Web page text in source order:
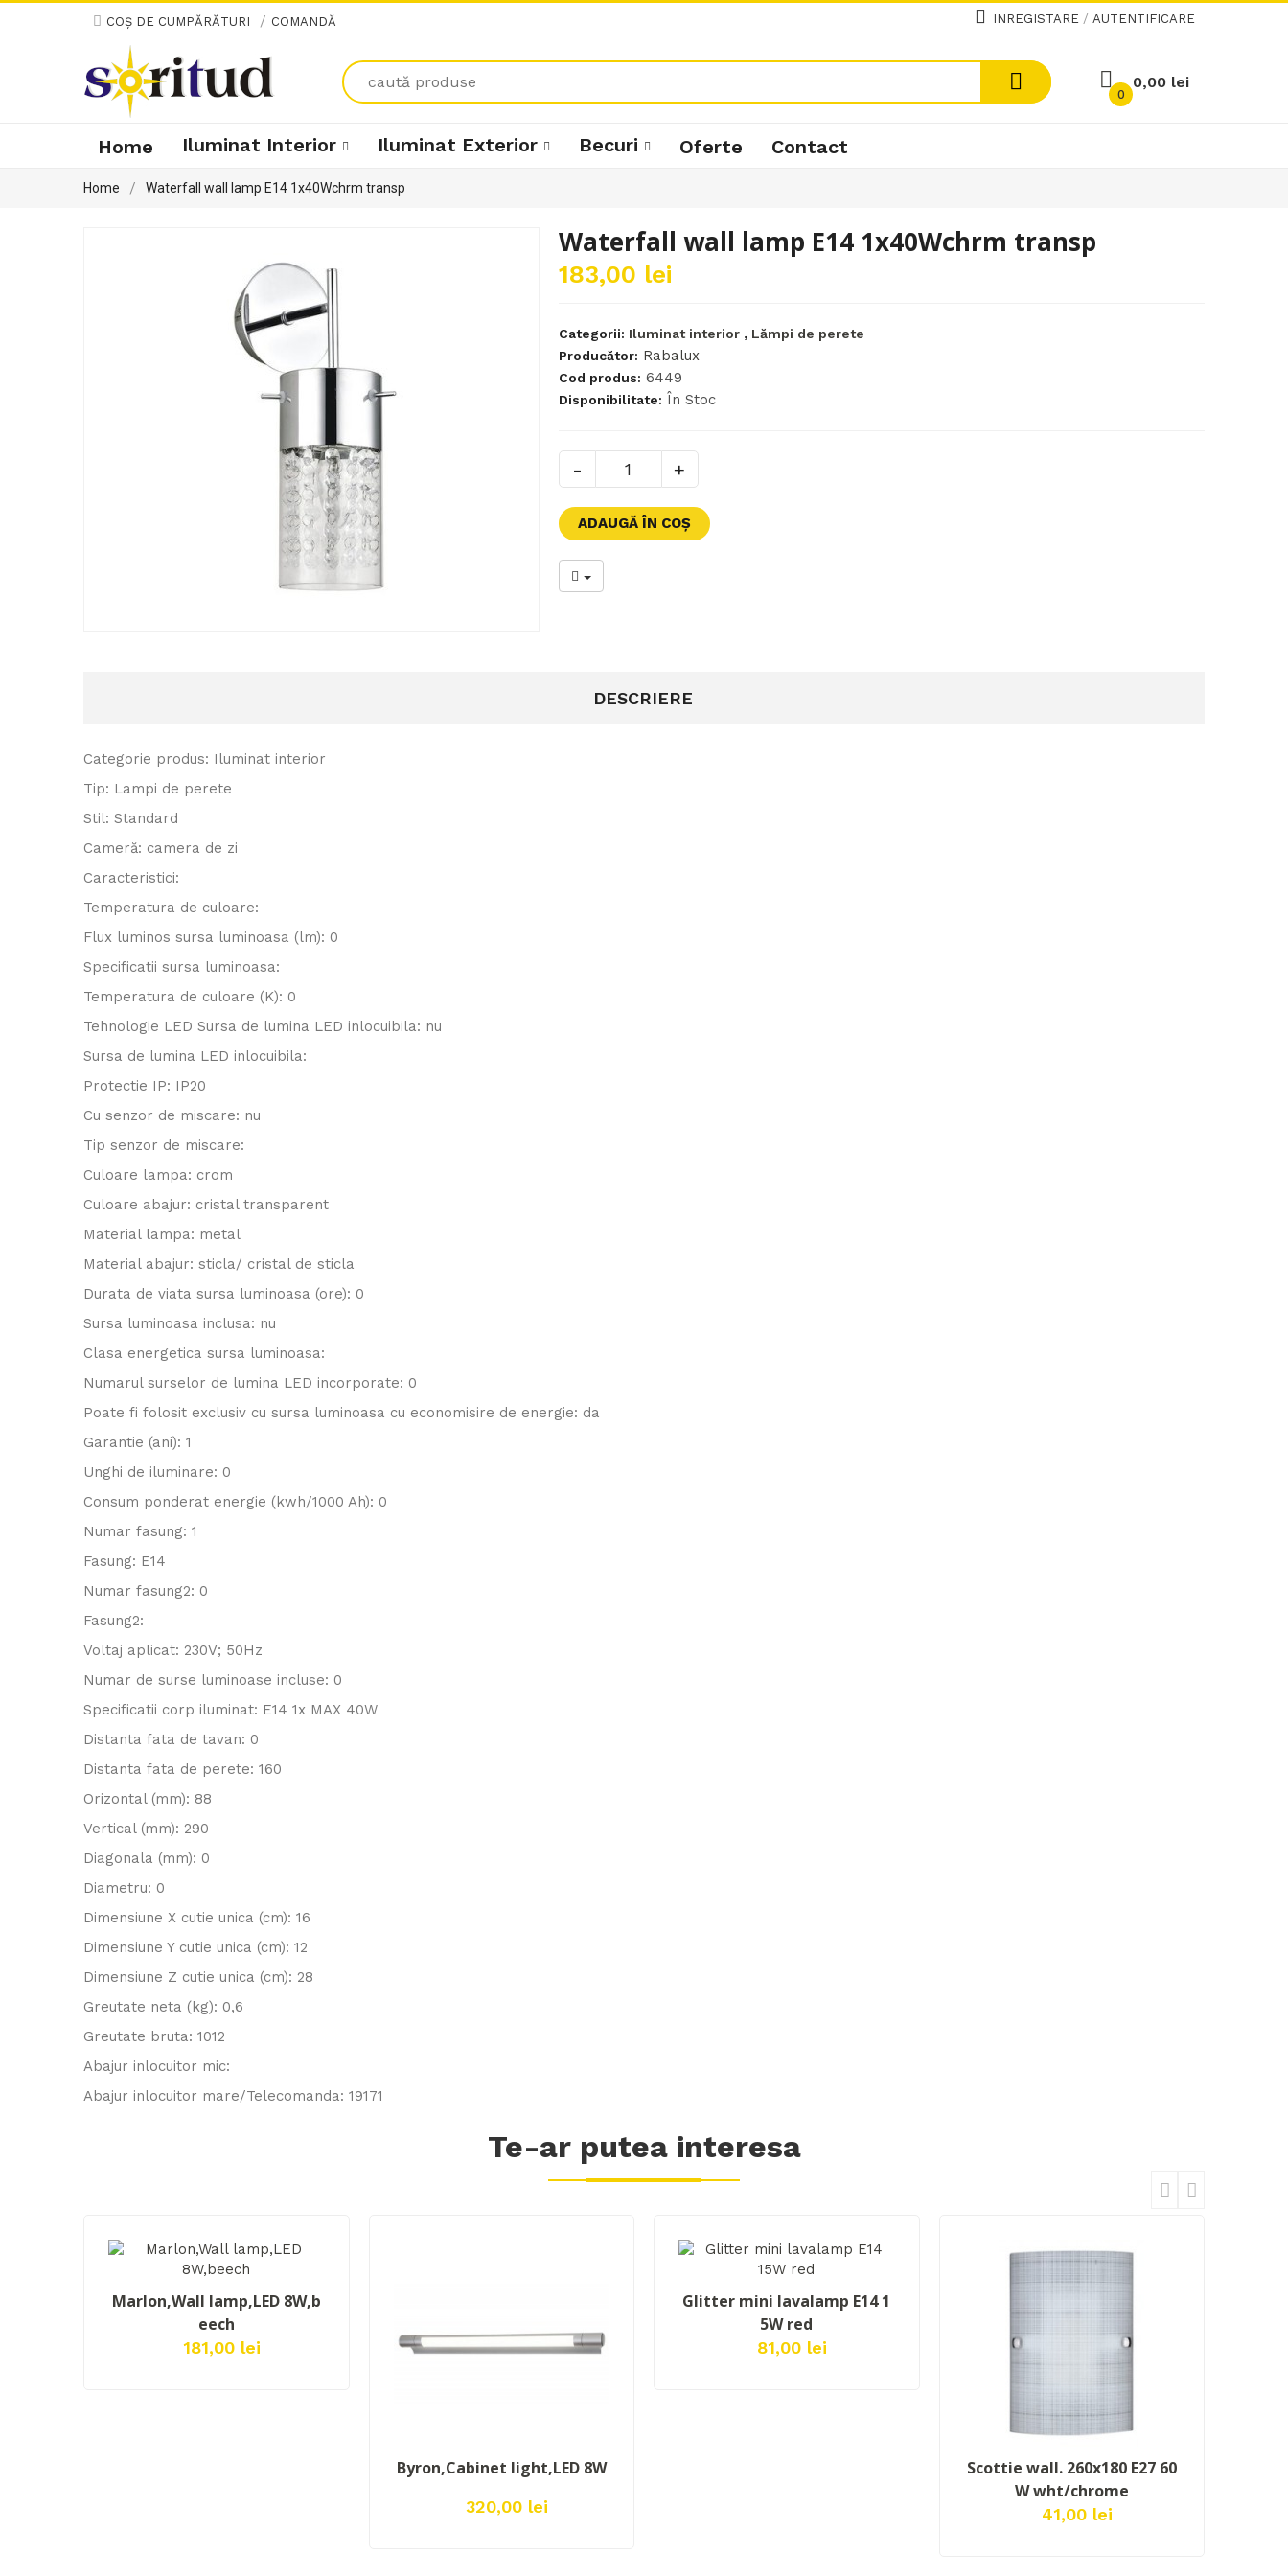
COŞ DE CUMPĂRĂTURI / COMANDĂ INREGISTARE / AUTENTIFICARE
0
0,00 lei
Home Iluminat Interior Iluminat Exterior Becuri Oferte Contact
Home Waterfall wall lamp E14 1x40Wchrm transp
Waterfall wall lamp E14 1x40Wchrm transp
183,00 lei
Categorii: Iluminat interior , Lămpi de perete
Producător: Rabalux
Cod produs: 6449
Disponibilitate: În Stoc
- +
DESCRIERE
Categorie produs: Iluminat interior
Tip: Lampi de perete
Stil: Standard
Cameră: camera de zi
Caracteristici:
Temperatura de culoare:
Flux luminos sursa luminoasa (lm): 0
Specificatii sursa luminoasa:
Temperatura de culoare (K): 0
Tehnologie LED Sursa de lumina LED inlocuibila: nu
Sursa de lumina LED inlocuibila:
Protectie IP: IP20
Cu senzor de miscare: nu
Tip senzor de miscare:
Culoare lampa: crom
Culoare abajur: cristal transparent
Material lampa: metal
Material abajur: sticla/ cristal de sticla
Durata de viata sursa luminoasa (ore): 0
Sursa luminoasa inclusa: nu
Clasa energetica sursa luminoasa:
Numarul surselor de lumina LED incorporate: 0
Poate fi folosit exclusiv cu sursa luminoasa cu economisire de energie: da
Garantie (ani): 1
Unghi de iluminare: 0
Consum ponderat energie (kwh/1000 Ah): 0
Numar fasung: 1
Fasung: E14
Numar fasung2: 0
Fasung2:
Voltaj aplicat: 230V; 50Hz
Numar de surse luminoase incluse: 0
Specificatii corp iluminat: E14 1x MAX 40W
Distanta fata de tavan: 0
Distanta fata de perete: 160
Orizontal (mm): 88
Vertical (mm): 290
Diagonala (mm): 0
Diametru: 0
Dimensiune X cutie unica (cm): 16
Dimensiune Y cutie unica (cm): 12
Dimensiune Z cutie unica (cm): 28
Greutate neta (kg): 0,6
Greutate bruta: 1012
Abajur inlocuitor mic:
Abajur inlocuitor mare/Telecomanda: 19171
Te-arputea interesa
Marlon,Wall lamp,LED 8W,b
eech
181,00 lei
Byron,Cabinet light,LED 8W
320,00 lei
Glitter mini lavalamp E14 1
5W red
81,00 lei
Scottie wall. 260x180 E27 60
W wht/chrome
41,00 lei